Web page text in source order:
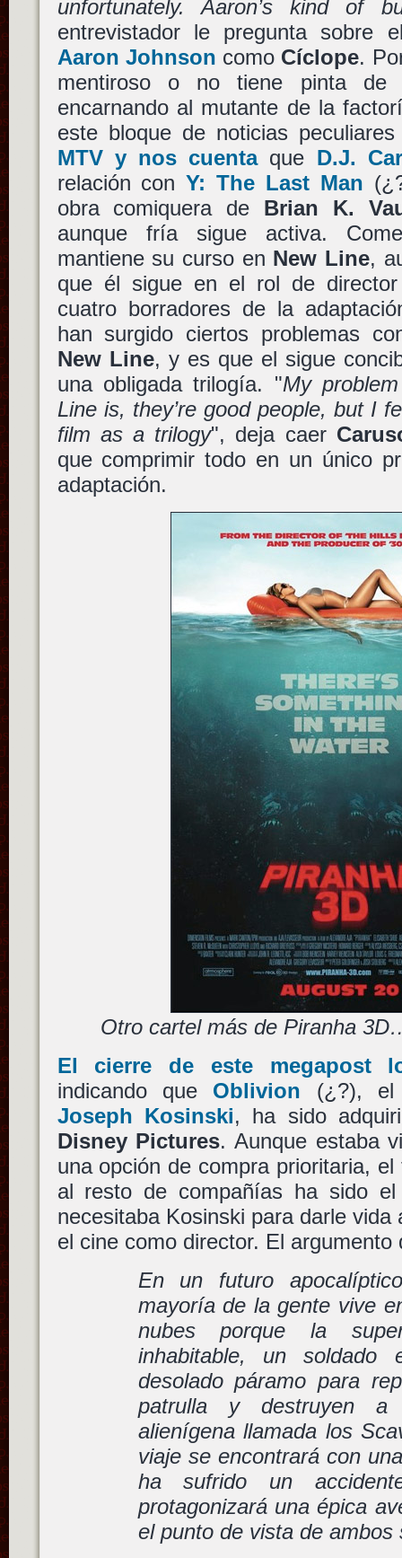
unfortunately. Aaron’s kind of
entrevistador le pregunta sobre
Aaron Johnson como Cíclope.
mentiroso o no tiene pinta
encarnando al mutante de la
este bloque de noticias
MTV y nos cuentaque D.J.
relación conY: The Last Man
obra comiquera de Brian K.
aunque fría sigue activa.
mantiene su curso en New Line,
que él sigue en el rol de
cuatro borradores de la
han surgido ciertos problemas
New Line, y es que el sigue
una obligada trilogía. "My
Line is, they’re good people, but I
film as a trilogy", deja caer
que comprimir todo en un único
adaptación.
Otro cartel más de Piranha
El cierre de este megapost
indicando que Oblivion (¿?), el
Joseph Kosinski, ha sido
Disney Pictures. Aunque estaba
una opción de compra prioritaria,
al resto de compañías ha sido el
necesitaba Kosinski para darle vida
el cine como director. El argumento
En un futuro
mayoría de la gente vive
nubes porque la
inhabitable, un
desolado páramo para
patrulla y destruyen a
alienígena llamada los
viaje se encontrará con
ha sufrido un
protagonizará una épica
el punto de vista de ambos